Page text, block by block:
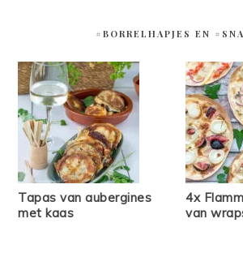
#BORRELHAPJES EN
Tapas van aubergines
met kaas
4x
van